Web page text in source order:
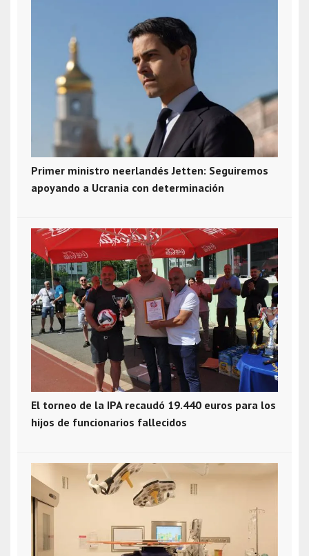
Primer ministro neerlandés Jetten: Seguiremos
apoyando a Ucrania con determinación
El torneo de la IPA recaudó 19.440 euros para los
hijos de funcionarios fallecidos